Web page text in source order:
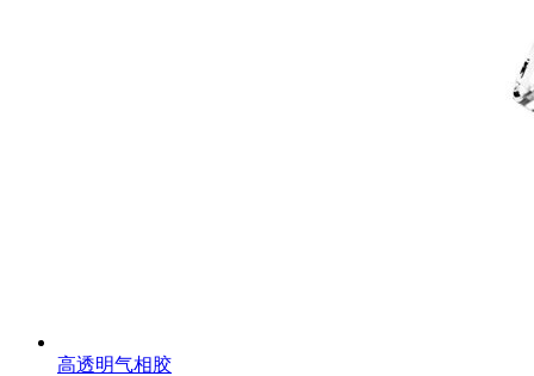
高透明气相胶